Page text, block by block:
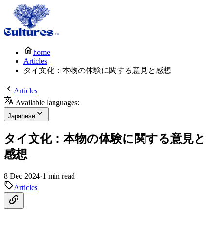
home
Articles
タイ文化：本物の体験に関する意見と感想
Articles
Available languages:
Japanese
タイ文化：本物の体験に関する意見と
感想
8 Dec 2024·1 min read
Articles